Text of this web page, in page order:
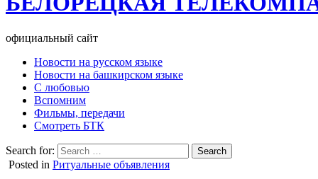
официальный сайт
Новости на русском языке
Новости на башкирском языке
С любовью
Вспомним
Фильмы, передачи
Смотреть БТК
Search for:
Posted in Ритуальные объявления